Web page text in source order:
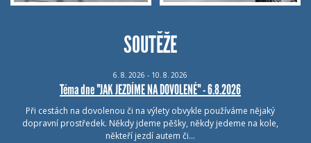
SOUTĚŽE
6. 8. 2026 - 10. 8. 2026
Téma dne "JAK JEZDÍME NA DOVOLENÉ" - 6.8.2026
Při cestách na dovolenou či na výlety obvykle používáme nějaký
dopravní prostředek. Někdy jdeme pěšky, někdy jedeme na kole,
někteří jezdí autem či…